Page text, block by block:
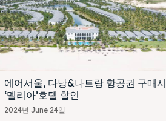
에어서울, 다낭&나트랑 항공권 구매시
‘멜리아’호텔 할인
2024년 June 24일